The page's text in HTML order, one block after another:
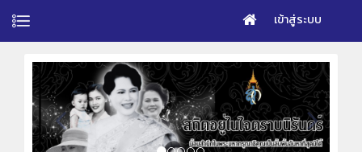
เข้าสู่ระบบ